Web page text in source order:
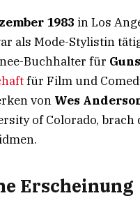
1983 in Los
als Mode-Stylistin
Buchhalter für
für Film und
von Wes
of Colorado, brach
Erscheinung